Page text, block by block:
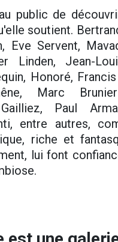
public de
soutient.
Eve Servent,
Linden, Jean-
Honoré,
Marc
Paul
entre autres,
riche et
lui font